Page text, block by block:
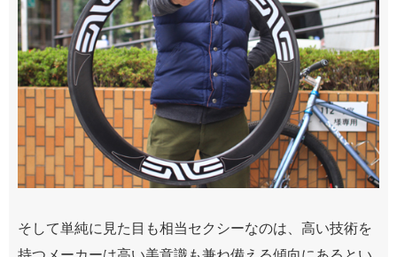
そして単純に見た目も相当セクシーなのは、高い技術を